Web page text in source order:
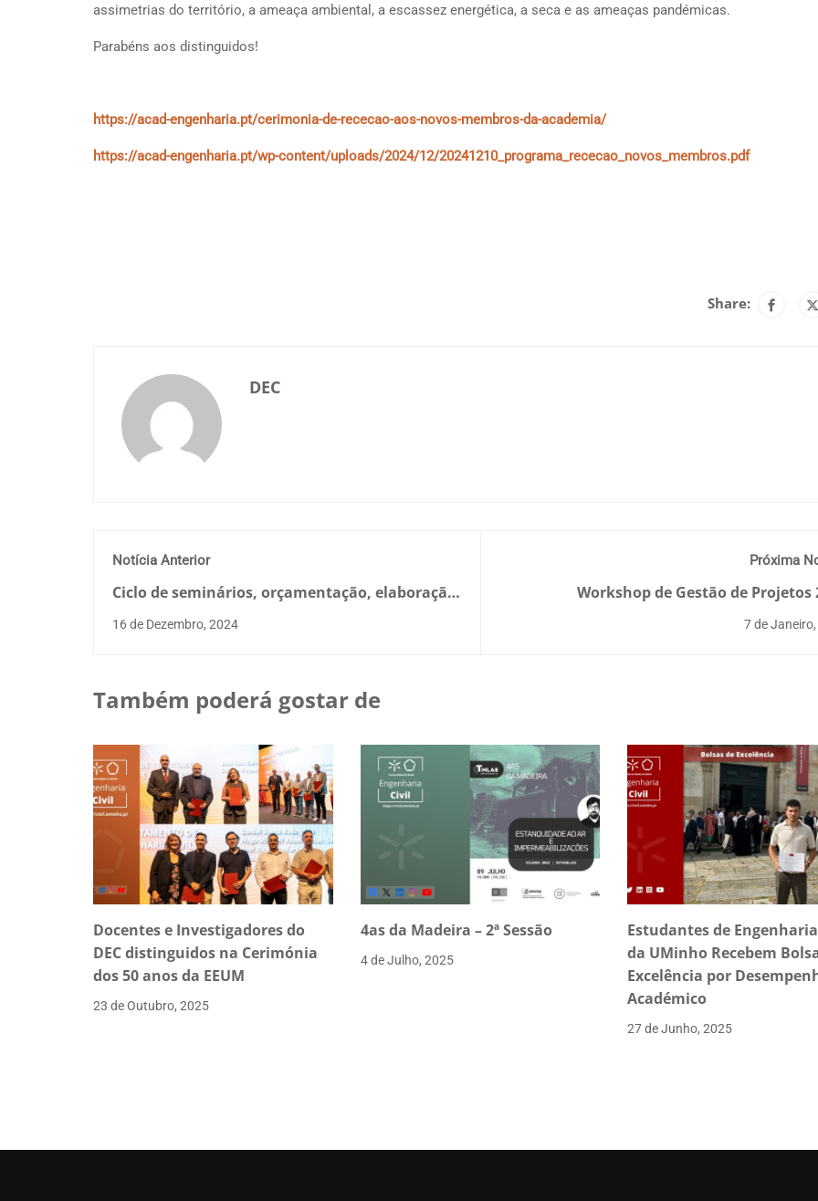
assimetrias do território, a ameaça ambiental, a escassez energética, a seca e as ameaças pandémicas.
Parabéns aos distinguidos!
https://acad-engenharia.pt/cerimonia-de-rececao-aos-novos-membros-da-academia/
https://acad-engenharia.pt/wp-content/uploads/2024/12/20241210_programa_rececao_novos_membros.pdf
Share:
DEC
Notícia Anterior
Ciclo de seminários, orçamentação, elaboração
de propostas e aplicativos para a gestão
16 de Dezembro, 2024
Próxima
Workshop de Gestão de Projetos
7 de
Também poderá gostar de
Docentes e Investigadores do
DEC distinguidos na Cerimónia
dos 50 anos da EEUM
23 de Outubro, 2025
4as da Madeira – 2ª Sessão
4 de Julho, 2025
Estudantes de
da UMinho Recebem
Excelência por
Académico
27 de Junho, 2025